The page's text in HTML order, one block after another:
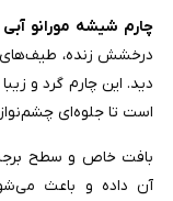
چارم شیشه مورانو آبی
درخشش زنده، طیف‌های
دید. این چارم گرد و
است تا جلوه‌ای
بافت خاص و سطح
آن داده و باعث